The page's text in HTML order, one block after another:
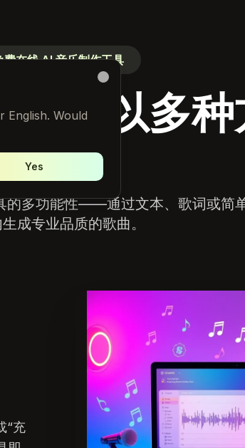
费在线 AI 音乐制作工具
工具以多
音乐
的多功能性——通过文本、歌词或简
成专业品质的歌曲。
“充
English. Would
Yes